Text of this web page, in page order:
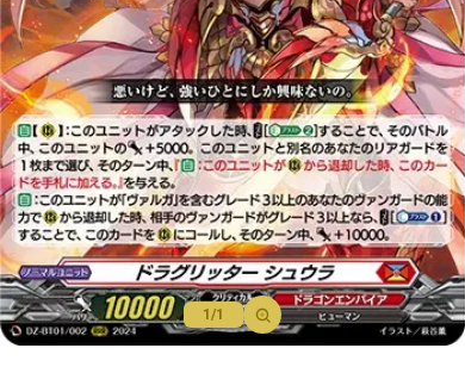
【D】ブースター
【D】その他ブースター
【D】デッキなど
【DPR】PRカード
1/1